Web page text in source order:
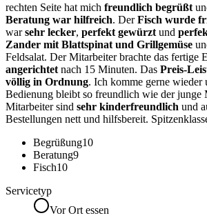
rechten Seite hat mich freundlich begrüßt
Beratung war hilfreich. DerFisch wurde
warsehr lecker, perfekt gewürztund
Zander mit Blattspinat und Grillgemüse
Feldsalat. Der Mitarbeiter brachte das fertige
angerichtetnach 15 Minuten. Das Preis-
völlig in Ordnung. Ich komme gerne wieder
Bedienung bleibt so freundlich wie der junge
Mitarbeiter sind sehr kinderfreundlich und
Bestellungen nett und hilfsbereit.
Begrüßung10
Beratung9
Fisch10
Servicetyp
Vor Ort essen